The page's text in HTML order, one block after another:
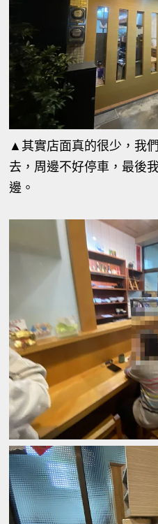
▲其實店面真的很少，我
去，周邊不好停車，最後
邊。